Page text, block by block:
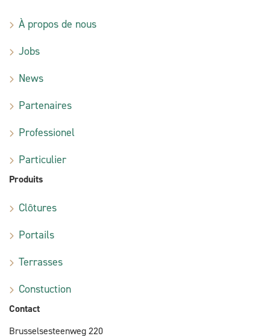
À propos de nous
Jobs
News
Partenaires
Professionel
Particulier
Produits
Clôtures
Portails
Terrasses
Constuction
Contact
Brusselsesteenweg 220